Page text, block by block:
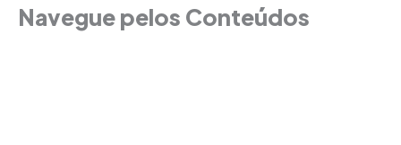
Navegue pelos Conteúdos